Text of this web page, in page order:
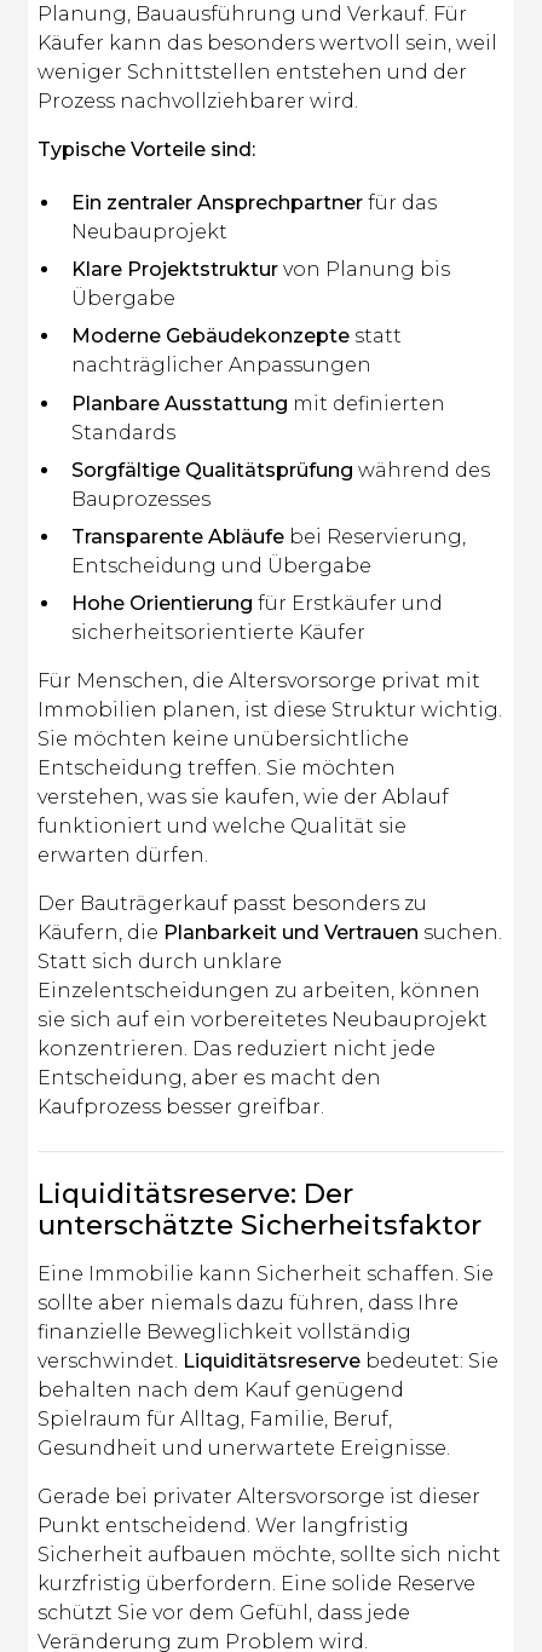
Planung, Bauausführung und Verkauf. Für
Käufer kann das besonders wertvoll sein, weil
weniger Schnittstellen entstehen und der
Prozess nachvollziehbarer wird.
Typische Vorteile sind:
Ein zentraler Ansprechpartner für das
Neubauprojekt
Klare Projektstruktur von Planung bis
Übergabe
Moderne Gebäudekonzepte statt
nachträglicher Anpassungen
Planbare Ausstattung mit definierten
Standards
Sorgfältige Qualitätsprüfung während des
Bauprozesses
Transparente Abläufe bei Reservierung,
Entscheidung und Übergabe
Hohe Orientierung für Erstkäufer und
sicherheitsorientierte Käufer
Für Menschen, die Altersvorsorge privat mit
Immobilien planen, ist diese Struktur wichtig.
Sie möchten keine unübersichtliche
Entscheidung treffen. Sie möchten
verstehen, was sie kaufen, wie der Ablauf
funktioniert und welche Qualität sie
erwarten dürfen.
Der Bauträgerkauf passt besonders zu
Käufern, die Planbarkeit und Vertrauen suchen.
Statt sich durch unklare
Einzelentscheidungen zu arbeiten, können
sie sich auf ein vorbereitetes Neubauprojekt
konzentrieren. Das reduziert nicht jede
Entscheidung, aber es macht den
Kaufprozess besser greifbar.
Liquiditätsreserve: Der
unterschätzte Sicherheitsfaktor
Eine Immobilie kann Sicherheit schaffen. Sie
sollte aber niemals dazu führen, dass Ihre
finanzielle Beweglichkeit vollständig
verschwindet. Liquiditätsreserve bedeutet: Sie
behalten nach dem Kauf genügend
Spielraum für Alltag, Familie, Beruf,
Gesundheit und unerwartete Ereignisse.
Gerade bei privater Altersvorsorge ist dieser
Punkt entscheidend. Wer langfristig
Sicherheit aufbauen möchte, sollte sich nicht
kurzfristig überfordern. Eine solide Reserve
schützt Sie vor dem Gefühl, dass jede
Veränderung zum Problem wird.